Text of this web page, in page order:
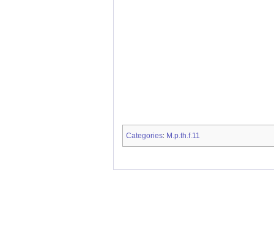
Categories: M.p.th.f.11